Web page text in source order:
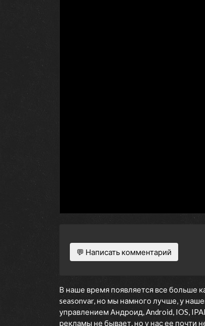
💬 Написать комментарий
В наше время появляется все больше
seasonvar, но мы намного лучше, у
управлением Андроид, Android, IOS,
рекламы не бывает, но у нас ее почти